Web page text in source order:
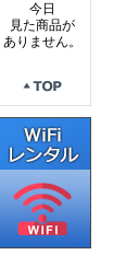
今日
見た商品が
ありません。